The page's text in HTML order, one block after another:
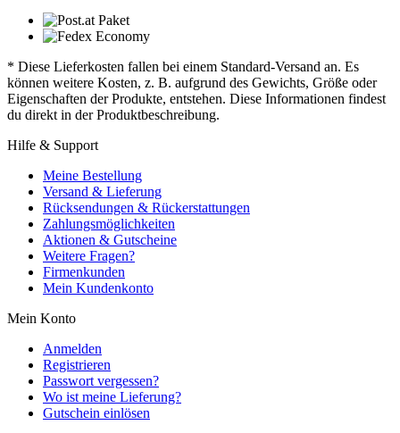
* Diese Lieferkosten fallen bei einem Standard-Versand an. Es
können weitere Kosten, z. B. aufgrund des Gewichts, Größe oder
Eigenschaften der Produkte, entstehen. Diese Informationen findest
du direkt in der Produktbeschreibung.
Hilfe & Support
Meine Bestellung
Versand & Lieferung
Rücksendungen & Rückerstattungen
Zahlungsmöglichkeiten
Aktionen & Gutscheine
Weitere Fragen?
Firmenkunden
Mein Kundenkonto
Mein Konto
Anmelden
Registrieren
Passwort vergessen?
Wo ist meine Lieferung?
Gutschein einlösen